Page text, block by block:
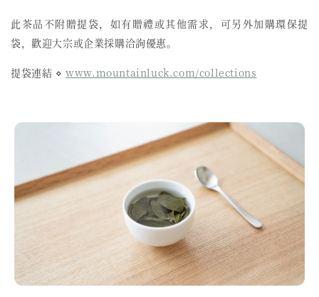
此茶品不附贈提袋，如有贈禮或其他需求，可另外加購環保提
袋，歡迎大宗或企業採購洽詢優惠。
提袋連結 ⋄www.mountainluck.com/collections